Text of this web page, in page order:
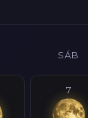
SÁB
7